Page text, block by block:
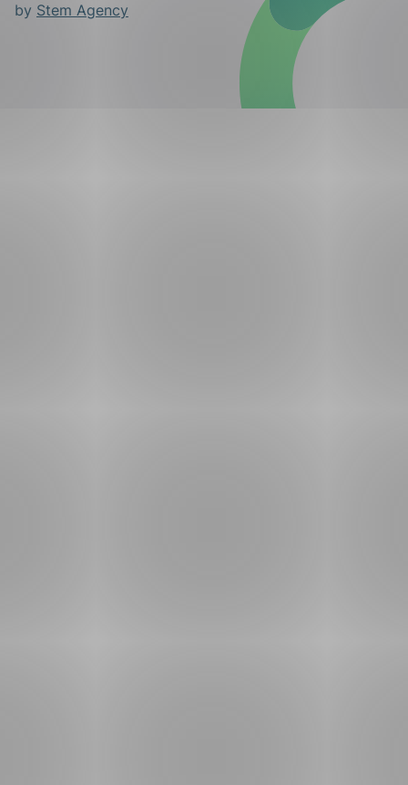
by Stem Agency